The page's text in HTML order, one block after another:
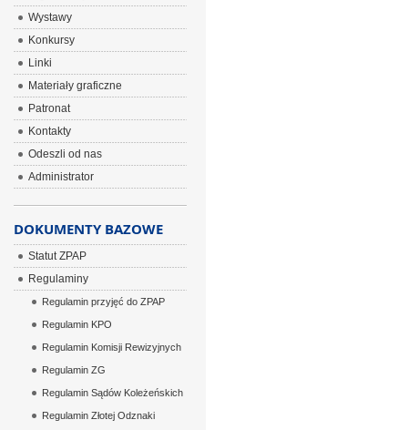
Wystawy
Konkursy
Linki
Materiały graficzne
Patronat
Kontakty
Odeszli od nas
Administrator
DOKUMENTY BAZOWE
Statut ZPAP
Regulaminy
Regulamin przyjęć do ZPAP
Regulamin KPO
Regulamin Komisji Rewizyjnych
Regulamin ZG
Regulamin Sądów Koleżeńskich
Regulamin Złotej Odznaki